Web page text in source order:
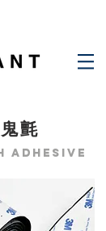
氈
adhesive